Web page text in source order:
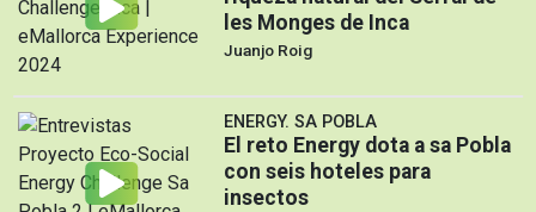
les Monges de Inca
Juanjo Roig
ENERGY. SA POBLA
El reto Energy dota a sa Pobla
con seis hoteles para
insectos